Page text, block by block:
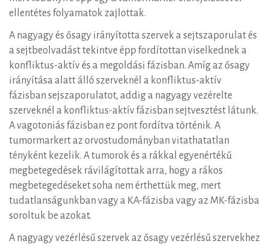
ellentétes folyamatok zajlottak.
A nagyagy és ősagy irányította szervek a sejtszaporulat és
a sejtbeolvadást tekintve épp fordítottan viselkednek a
konfliktus-aktív és a megoldási fázisban. Amíg az ősagy
irányítása alatt álló szerveknél a konfliktus-aktív
fázisban sejszaporulatot, addig a nagyagy vezérelte
szerveknél a konfliktus-aktív fázisban sejtvesztést látunk.
A vagotoniás fázisban ez pont fordítva történik. A
tumormarkert az orvostudományban vitathatatlan
tényként kezelik. A tumorok és a rákkal egyenértékű
megbetegedések rávilágítottak arra, hogy a rákos
megbetegedéseket soha nem érthettük meg, mert
tudatlanságunkban vagy a KA-fázisba vagy az MK-fázisba
soroltuk be azokat.
A nagyagy vezérlésű szervek az ősagy vezérlésű szervekhez